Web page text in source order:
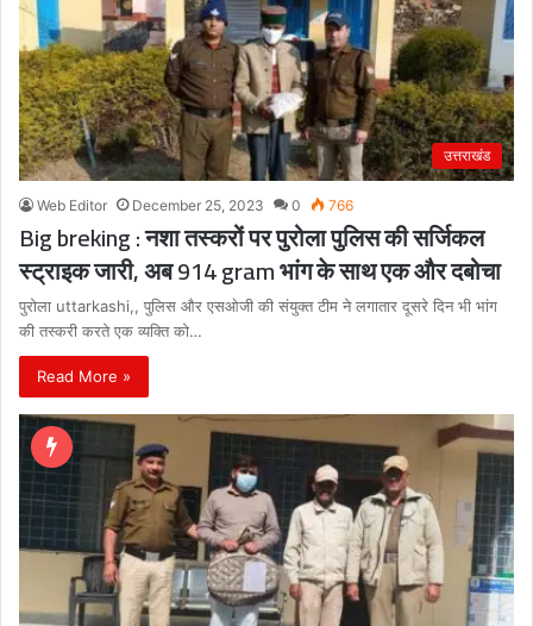
उत्तराखंड
Web Editor December 25, 2023 0 766
Big breking : नशा तस्करों पर पुरोला पुलिस की सर्जिकल
स्ट्राइक जारी, अब 914 gram भांग के साथ एक और दबोचा
पुरोला uttarkashi,, पुलिस और एसओजी की संयुक्त टीम ने लगातार दूसरे दिन भी भांग
की तस्करी करते एक व्यक्ति को…
Read More »